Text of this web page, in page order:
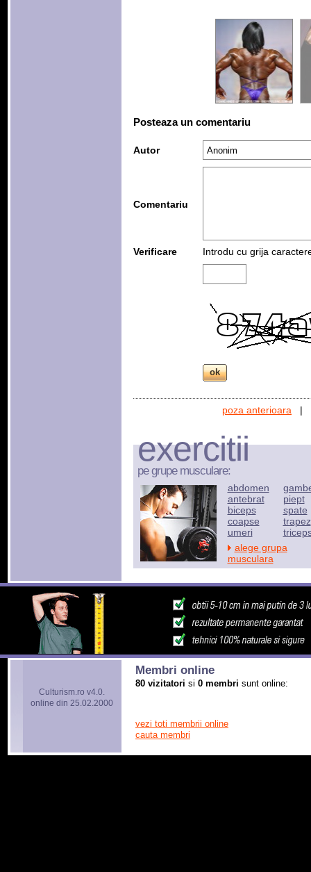
Posteaza un comentariu
Autor
Comentariu
Verificare Introdu cu grija
poza anterioara |
exercitii
pe grupe musculare:
abdomen
antebrat
biceps
coapse
umeri
piept
spate
trapez
alege grupa
musculara
Culturism.ro v4.0.
online din 25.02.2000
Membri online
80 vizitatori si 0 membri sunt online:
vezi toti membrii online
cauta membri